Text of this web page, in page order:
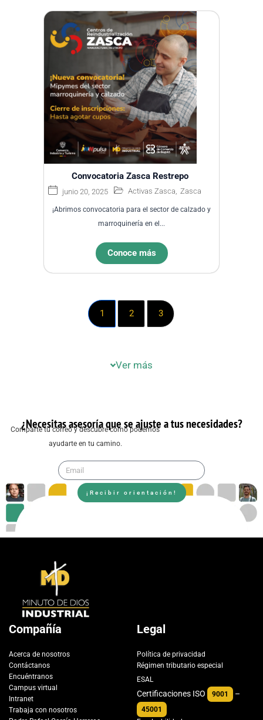
Convocatoria Zasca Restrepo
junio 20, 2025 Activas Zasca, Zasca
¡Abrimos convocatoria para el sector de calzado y
marroquinería en el...
Conoce más
1 2 3
Ver más
¿Necesitas asesoría que se ajuste a tus necesidades?
Comparte tu correo y descubre cómo podemos
ayudarte en tu camino.
¡Recibir orientación!
Compañía
Acerca de nosotros
Contáctanos
Encuéntranos
Campus virtual
Intranet
Trabaja con nosotros
Legal
Política de privacidad
Régimen tributario especial
ESAL
Certificaciones ISO 9001 –
45001